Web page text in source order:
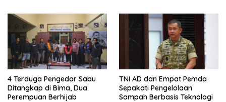
4 Terduga Pengedar Sabu
Ditangkap di Bima, Dua
Perempuan Berhijab
TNI AD dan Empat Pemda
Sepakati Pengelolaan
Sampah Berbasis Teknologi